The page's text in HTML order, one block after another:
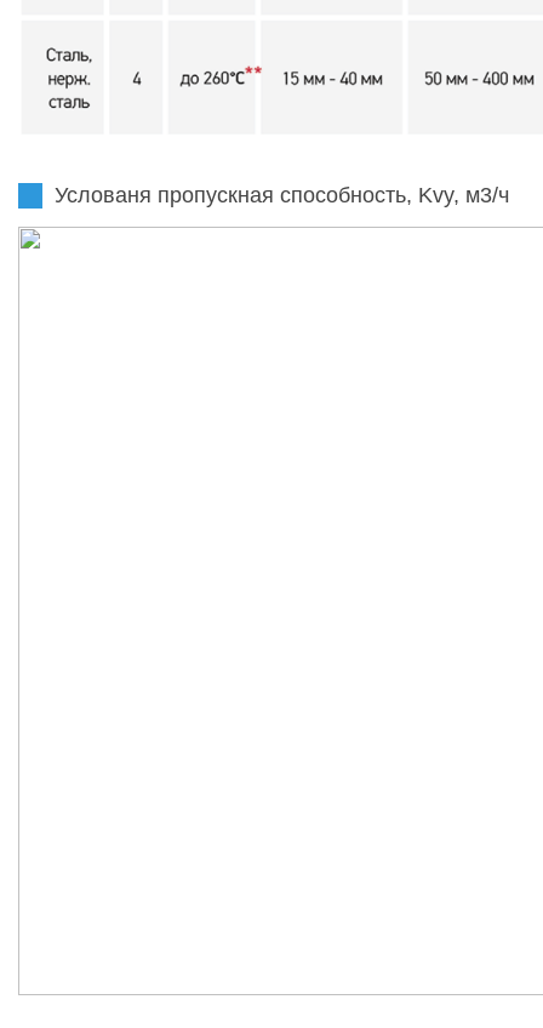
Услованя пропускная способность, Kvy, м3/ч